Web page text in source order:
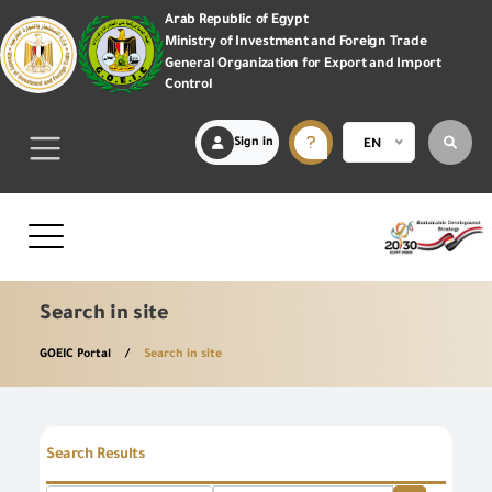
Arab Republic of Egypt
Ministry of Investment and Foreign Trade
General Organization for Export and Import
Control
Sign in EN
Search in site
GOEIC Portal Search in site
Search Results